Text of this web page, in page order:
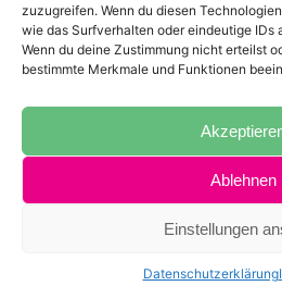
zuzugreifen. Wenn du diesen
wie das Surfverhalten oder eindeutige IDs
Wenn du deine Zustimmung nicht erteilst
bestimmte Merkmale und Funktionen
Ablehnen
Einstellungen
Datenschutzerklärung